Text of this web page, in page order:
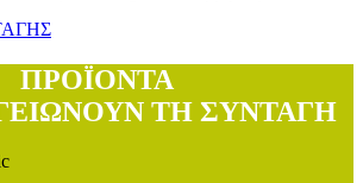
ΠΡΟΪΟΝΤΑ
ΤΗ ΣΥΝΤΑΓΗ